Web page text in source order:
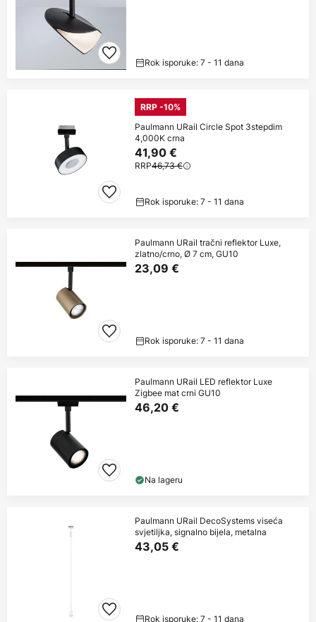
Rok isporuke: 7 - 11 dana
RRP -10%
Paulmann URail Circle Spot 3stepdim
4,000K crna
41,90 €
RRP46,73 €
Rok isporuke: 7 - 11 dana
Paulmann URail tračni reflektor Luxe,
zlatno/crno, Ø 7 cm, GU10
23,09 €
Rok isporuke: 7 - 11 dana
Paulmann URail LED reflektor Luxe
Zigbee mat crni GU10
46,20 €
Na lageru
Paulmann URail DecoSystems viseća
svjetiljka, signalno bijela, metalna
43,05 €
Rok isporuke: 7 - 11 dana